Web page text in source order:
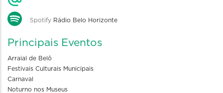
Spotify Rádio Belo Horizonte
Principais Eventos
Arraial de Belô
Festivais Culturais Municipais
Carnaval
Noturno nos Museus